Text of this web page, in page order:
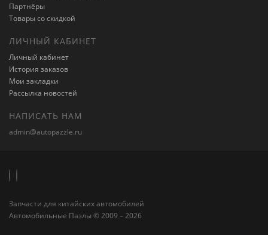
Партнёры
Товары со скидкой
ЛИЧНЫЙ КАБИНЕТ
Личный кабинет
История заказов
Мои закладки
Рассылка новостей
НАПИСАТЬ НАМ
admin@autopazzle.ru
Запчасти для китайских автомобилей
Автомобильные Пазлы © 2009 – 2026